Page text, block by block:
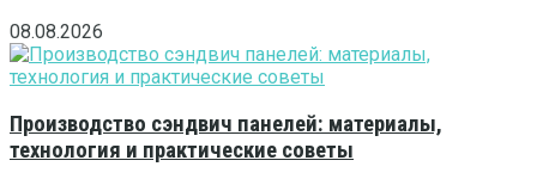
08.08.2026
Производство сэндвич панелей: материалы,
технология и практические советы